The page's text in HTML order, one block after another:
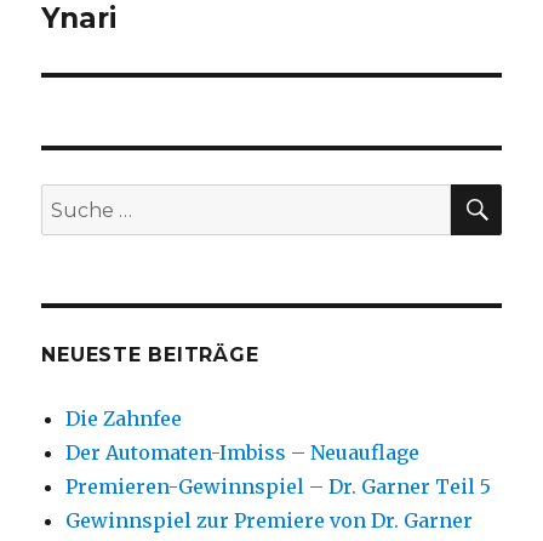
Beitrag:
Ynari
Suche
nach:
NEUESTE BEITRÄGE
Die Zahnfee
Der Automaten-Imbiss – Neuauflage
Premieren-Gewinnspiel – Dr. Garner Teil 5
Gewinnspiel zur Premiere von Dr. Garner